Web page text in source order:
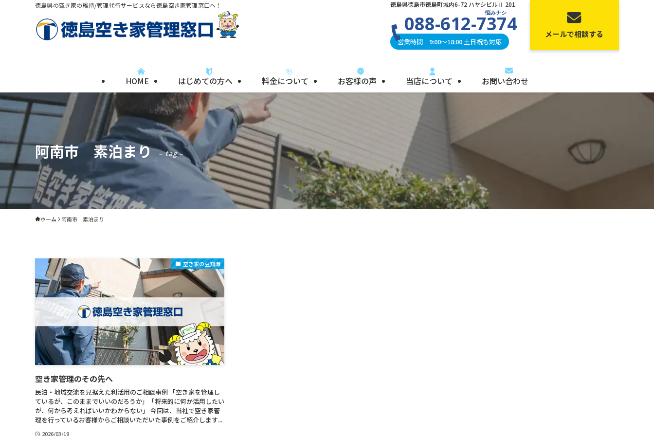
徳島県の空き家の維持/管理代行サービスなら徳島空き家管理窓口へ！
HOME はじめての方へ 料金について お客様の声 当店について お問い合わせ
徳島県徳島市徳島町城内6-72 ハヤシビルⅡ 201
悩みナシ
088-612-7374
営業時間 9:00〜18:00 土日祝も対応
メールで相談する
阿南市 素泊まり – tag –
ホーム 阿南市 素泊まり
空き家の豆知識
空き家管理のその先へ
民泊・地域交流を見据えた利活用のご相談事例 「空き家を管理し
ているが、このままでいいのだろうか」「将来的に何か活用したい
が、何から考えればいいかわからない」 今回は、当社で空き家管
理を行っているお客様からご相談いただいた事例をご紹介します...
2026/03/19